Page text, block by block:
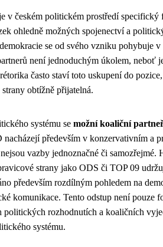
v českém politickém prostředí specifický
ohledně možných spojenectví a
se od svého vzniku pohybuje v
není jednoduchým úkolem, neboť
často staví toto uskupení do
obtížně přijatelná.
systému se možní koaliční
nacházejí především v konzervativním a
vazby jednoznačné či samozřejmé.
strany jako ODS či TOP 09
především rozdílným pohledem na
komunikace. Tento odstup není pouze
politických rozhodnutích a koaličních
systému.